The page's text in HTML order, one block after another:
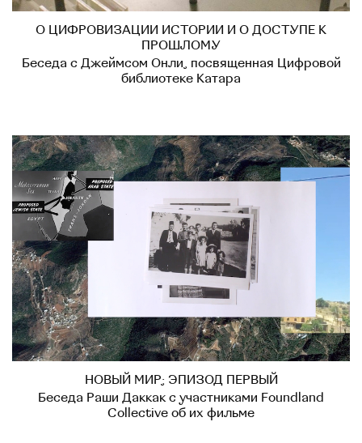
О ЦИФРОВИЗАЦИИ ИСТОРИИ И О ДОСТУПЕ К
ПРОШЛОМУ
Беседа с Джеймсом Онли, посвященная Цифровой
библиотеке Катара
НОВЫЙ МИР; ЭПИЗОД ПЕРВЫЙ
Беседа Раши Даккак с участниками Foundland
Collective об их фильме